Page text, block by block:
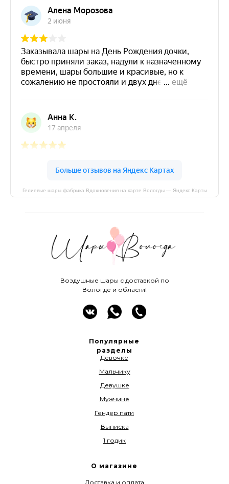
Гелиевые шары фабрика Вдохновения на карте Вологды — Яндекс Карты
Воздушные шары с доставкой по
Вологде и области!
О магазине
Доставка и оплата
Популярные
разделы
Девочке
Мальчику
Девушке
Мужчине
Гендер пати
Выписка
1 годик